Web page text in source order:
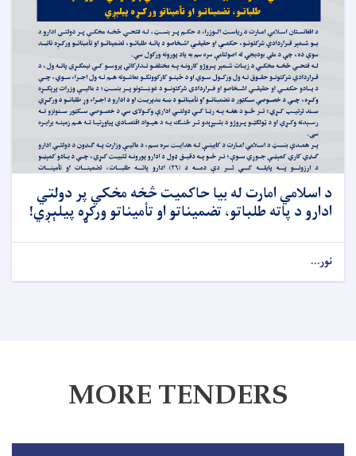
د اسلامي امارت له بیا حاکمیت څخه مخکي پر دولتي
ادارو د پاته طلباتو، تضمیناتو او تأمیناتو ورکړه پیلېږي!
نور...
MORE TENDERS